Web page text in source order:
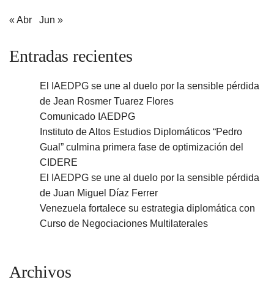
« Abr Jun »
Entradas recientes
El IAEDPG se une al duelo por la sensible pérdida
de Jean Rosmer Tuarez Flores
Comunicado IAEDPG
Instituto de Altos Estudios Diplomáticos “Pedro
Gual” culmina primera fase de optimización del
CIDERE
El IAEDPG se une al duelo por la sensible pérdida
de Juan Miguel Díaz Ferrer
Venezuela fortalece su estrategia diplomática con
Curso de Negociaciones Multilaterales
Archivos